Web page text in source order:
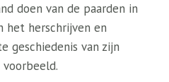
doen van de paarden in
het herschrijven en
geschiedenis van zijn